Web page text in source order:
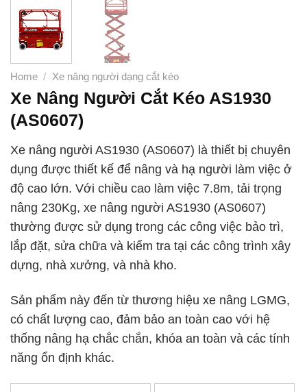
Home / Xe nâng người dạng cắt kéo
Xe Nâng Người Cắt Kéo AS1930
(AS0607)
Xe nâng người AS1930 (AS0607) là thiết bị chuyên
dụng được thiết kế để nâng và hạ người làm việc ở
độ cao lớn. Với chiều cao làm việc 7.8m, tải trọng
nâng 230Kg, xe nâng người AS1930 (AS0607)
thường được sử dụng trong các công việc bảo trì,
lắp đặt, sửa chữa và kiểm tra tại các công trình xây
dựng, nhà xưởng, và nhà kho.
Sản phẩm này đến từ thương hiệu xe nâng LGMG,
có chất lượng cao, đảm bảo an toàn cao với hệ
thống nâng hạ chắc chắn, khóa an toàn và các tính
năng ổn định khác.